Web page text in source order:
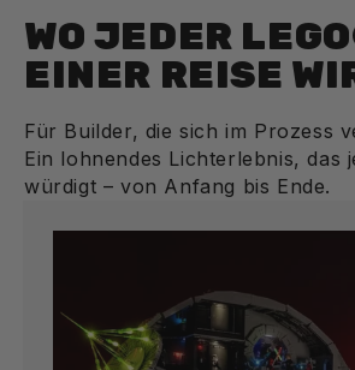
WO JEDER
EINER REISE
Für Builder, die sich im Prozess
Ein lohnendes Lichterlebnis, das
würdigt – von Anfang bis Ende.